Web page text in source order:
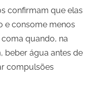
confirmam que elas
e consome menos
quando, na
beber água antes de
compulsões